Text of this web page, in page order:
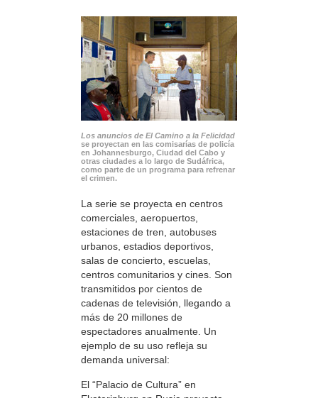
Los anuncios de El Camino a la Felicidad
se proyectan en las comisarías de policía
en Johannesburgo, Ciudad del Cabo y
otras ciudades a lo largo de Sudáfrica,
como parte de un programa para refrenar
el crimen.
La serie se proyecta en centros
comerciales, aeropuertos,
estaciones de tren, autobuses
urbanos, estadios deportivos,
salas de concierto, escuelas,
centros comunitarios y cines. Son
transmitidos por cientos de
cadenas de televisión, llegando a
más de 20 millones de
espectadores anualmente. Un
ejemplo de su uso refleja su
demanda universal:
El “Palacio de Cultura” en